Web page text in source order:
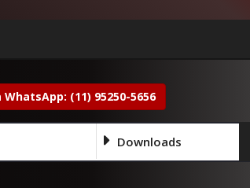
(11) 95250-5656
Downloads